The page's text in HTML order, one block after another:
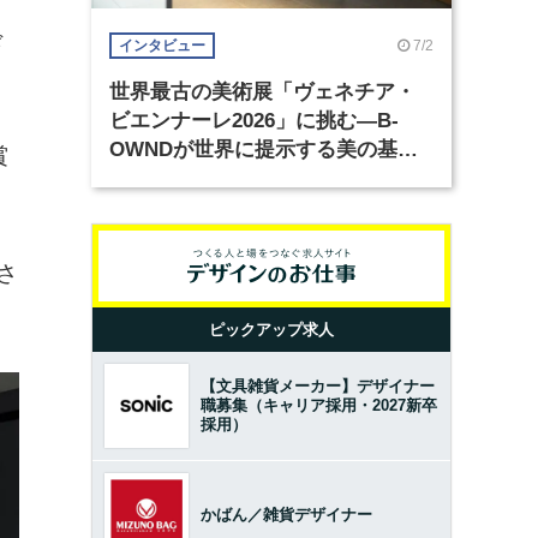
インタビュー 7/2
世界最古の美術展「ヴェネチア・
ビエンナーレ2026」に挑む―B-
OWNDが世界に提示する美の基準
ピックアップ求人
【文具雑貨メーカー】デザイナー
職募集（キャリア採用・2027新卒
採用）
かばん／雑貨デザイナー